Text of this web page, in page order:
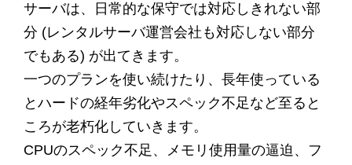
サーバは、日常的な保守では対応しきれない部
分 (レンタルサーバ運営会社も対応しない部分
でもある) が出てきます。
一つのプランを使い続けたり、長年使っている
とハードの経年劣化やスペック不足など至ると
ころが老朽化していきます。
CPUのスペック不足、メモリ使用量の逼迫、フ